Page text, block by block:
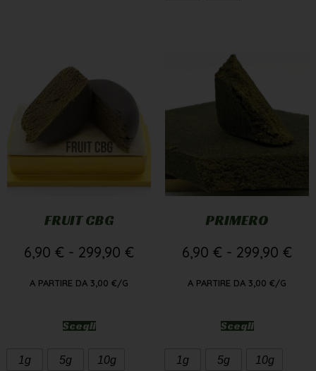
FRUIT CBG
6,90 € - 299,90 €
A PARTIRE DA 3,00 €/G
Scegli
1g 5g 10g
PRIMERO
6,90 € - 299,90 €
A PARTIRE DA 3,00 €/G
Scegli
1g 5g 10g